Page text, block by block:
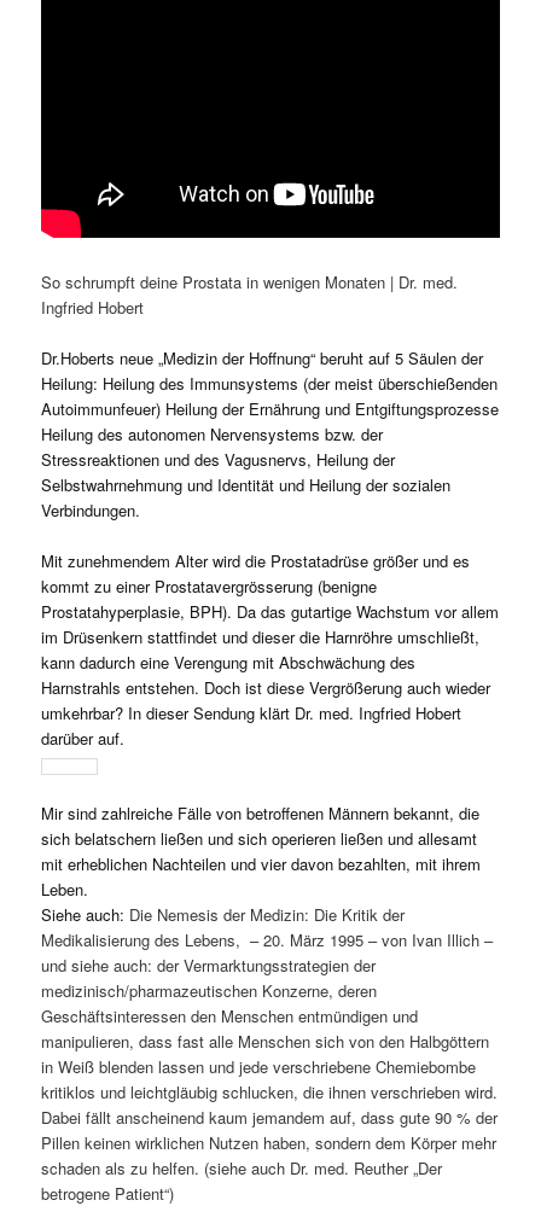
So schrumpft deine Prostata in wenigen Monaten | Dr. med.
Ingfried Hobert
Dr.Hoberts neue „Medizin der Hoffnung“ beruht auf 5 Säulen der
Heilung: Heilung des Immunsystems (der meist überschießenden
Autoimmunfeuer) Heilung der Ernährung und Entgiftungsprozesse
Heilung des autonomen Nervensystems bzw. der
Stressreaktionen und des Vagusnervs, Heilung der
Selbstwahrnehmung und Identität und Heilung der sozialen
Verbindungen.
Mit zunehmendem Alter wird die Prostatadrüse größer und es
kommt zu einer Prostatavergrösserung (benigne
Prostatahyperplasie, BPH). Da das gutartige Wachstum vor allem
im Drüsenkern stattfindet und dieser die Harnröhre umschließt,
kann dadurch eine Verengung mit Abschwächung des
Harnstrahls entstehen. Doch ist diese Vergrößerung auch wieder
umkehrbar? In dieser Sendung klärt Dr. med. Ingfried Hobert
darüber auf.
Mir sind zahlreiche Fälle von betroffenen Männern bekannt, die
sich belatschern ließen und sich operieren ließen und allesamt
mit erheblichen Nachteilen und vier davon bezahlten, mit ihrem
Leben.
Siehe auch: Die Nemesis der Medizin: Die Kritik der
Medikalisierung des Lebens, – 20. März 1995 – von Ivan Illich –
und siehe auch: der Vermarktungsstrategien der
medizinisch/pharmazeutischen Konzerne, deren
Geschäftsinteressen den Menschen entmündigen und
manipulieren, dass fast alle Menschen sich von den Halbgöttern
in Weiß blenden lassen und jede verschriebene Chemiebombe
kritiklos und leichtgläubig schlucken, die ihnen verschrieben wird.
Dabei fällt anscheinend kaum jemandem auf, dass gute 90 % der
Pillen keinen wirklichen Nutzen haben, sondern dem Körper mehr
schaden als zu helfen. (siehe auch Dr. med. Reuther „Der
betrogene Patient“)